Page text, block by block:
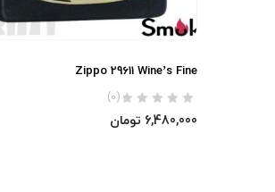
Zippo 29611 Wine’s Fine
(0)
6,480,000 تومان